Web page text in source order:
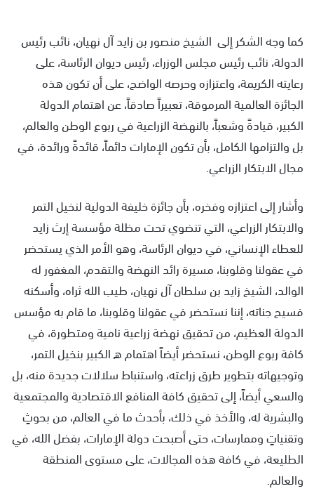
كما وجه الشكر إلى الشيخ منصور بن زايد آل نهيان، نائب رئيس
الدولة، نائب رئيس مجلس الوزراء، رئيس ديوان الرئاسة، على
رعايته الكريمة، واعتزازه وحرصه الواضح، على أن تكون هذه
الجائزة العالمية المرموقة، تعبيراً صادقاً، عن اهتمام الدولة
الكبير، قيادةً وشعباً، بالنهضة الزراعية في ربوع الوطن والعالم،
بل والتزامها الكامل، بأن تكون الإمارات دائماً، قائدةً ورائدة، في
مجال الابتكار الزراعي.
وأشار إلى اعتزازه وفخره، بأن جائزة خليفة الدولية لنخيل التمر
والابتكار الزراعي، التي تنضوي تحت مظلة مؤسسة إرث زايد
للعطاء الإنساني، في ديوان الرئاسة، وهو الأمر الذي يستحضر
في عقولنا وقلوبنا، مسيرة رائد النهضة والتقدم، المغفور له
الوالد، الشيخ زايد بن سلطان آل نهيان، طيب الله ثراه، وأسكنه
فسيح جناته، إننا نستحضر في عقولنا وقلوبنا، ما قام به مؤسس
الدولة العظيم، من تحقيق نهضة زراعية نامية ومتطورة، في
كافة ربوع الوطن، نستحضر أيضاً اهتمام ه الكبير بنخيل التمر،
وتوجيهاته بتطوير طرق زراعته، واستنباط سلالات جديدة منه، بل
والسعي أيضاً، إلى تحقيق كافة المنافع الاقتصادية والمجتمعية
والبشرية له، والأخذ في ذلك، بأحدث ما في العالم، من بحوثٍ
وتقنياتٍ وممارسات، حتى أصبحت دولة الإمارات، بفضل الله، في
الطليعة، في كافة هذه المجالات، على مستوى المنطقة
والعالم.